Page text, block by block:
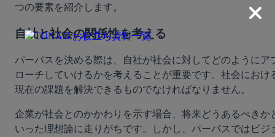
つの要素を紹介します。
自社と社会の関係性を考える
パーパスを決める際は、自社が社会に対してどのようにア
ローチしていけるかを考えることが重要です。社会におけ
現在の課題を解決できるものでなければなりません。
企業が社会とのかかわりを示す場合、将来どうあるべきか
いった理想論に走りがちです。しかし、パーパスではビジ